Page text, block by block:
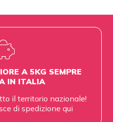
A 5KG SEMPRE
IN ITALIA
il territorio nazionale!
di spedizione qui